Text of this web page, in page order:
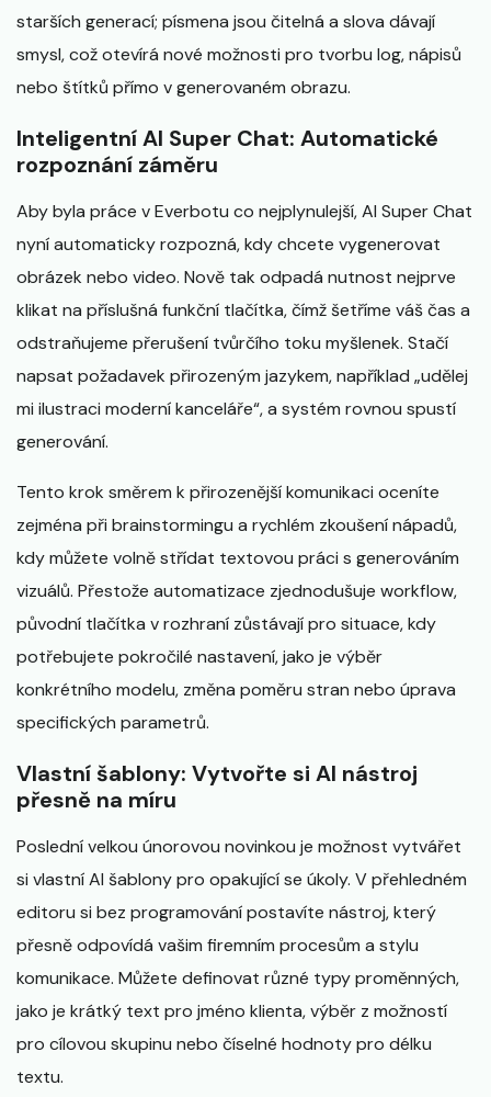
starších generací; písmena jsou čitelná a slova dávají
smysl, což otevírá nové možnosti pro tvorbu log, nápisů
nebo štítků přímo v generovaném obrazu.
Inteligentní AI Super Chat: Automatické
rozpoznání záměru
Aby byla práce v Everbotu co nejplynulejší, AI Super Chat
nyní automaticky rozpozná, kdy chcete vygenerovat
obrázek nebo video. Nově tak odpadá nutnost nejprve
klikat na příslušná funkční tlačítka, čímž šetříme váš čas a
odstraňujeme přerušení tvůrčího toku myšlenek. Stačí
napsat požadavek přirozeným jazykem, například „udělej
mi ilustraci moderní kanceláře“, a systém rovnou spustí
generování.
Tento krok směrem k přirozenější komunikaci oceníte
zejména při brainstormingu a rychlém zkoušení nápadů,
kdy můžete volně střídat textovou práci s generováním
vizuálů. Přestože automatizace zjednodušuje workflow,
původní tlačítka v rozhraní zůstávají pro situace, kdy
potřebujete pokročilé nastavení, jako je výběr
konkrétního modelu, změna poměru stran nebo úprava
specifických parametrů.
Vlastní šablony: Vytvořte si AI nástroj
přesně na míru
Poslední velkou únorovou novinkou je možnost vytvářet
si vlastní AI šablony pro opakující se úkoly. V přehledném
editoru si bez programování postavíte nástroj, který
přesně odpovídá vašim firemním procesům a stylu
komunikace. Můžete definovat různé typy proměnných,
jako je krátký text pro jméno klienta, výběr z možností
pro cílovou skupinu nebo číselné hodnoty pro délku
textu.